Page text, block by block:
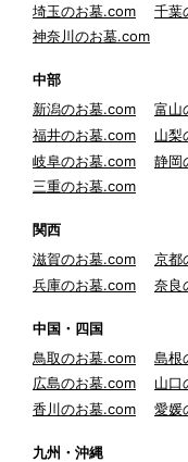
埼玉のお墓.com
千葉
神奈川のお墓.com
中部
新潟のお墓.com
富山
福井のお墓.com
山梨
岐阜のお墓.com
静岡
三重のお墓.com
関西
滋賀のお墓.com
京都
兵庫のお墓.com
奈良
中国・四国
鳥取のお墓.com
島根
広島のお墓.com
山口
香川のお墓.com
愛媛
九州・沖縄